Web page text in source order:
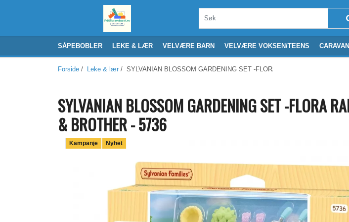
SÅPEBOBLER LEKE & LÆR VELVÆRE BARN VELVÆRE VOKSEN/TEENS
Forside / Leke & lær / SYLVANIAN BLOSSOM GARDENING SET -FLORA RABBIT SISTER &
SYLVANIAN BLOSSOM GARDENING SET -FLORA
& BROTHER - 5736
Kampanje Nyhet